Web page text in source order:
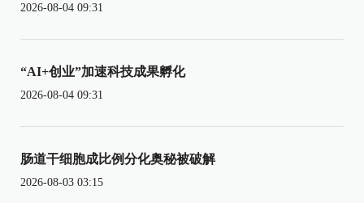
2026-08-04 09:31
“AI+创业”加速科技成果孵化
2026-08-04 09:31
肠道干细胞成比例分化奥秘被破解
2026-08-03 03:15